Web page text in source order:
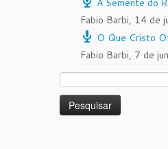
A Semente do
Fabio Barbi, 14 de
O Que Cristo
Fabio Barbi, 7 de
por: